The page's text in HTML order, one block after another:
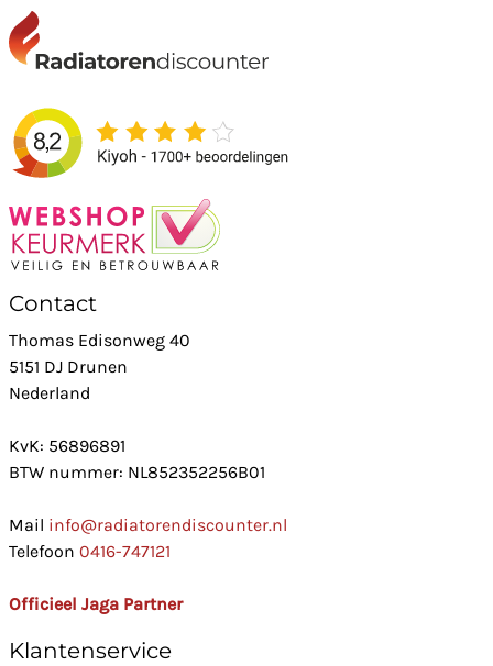
Contact
Thomas Edisonweg 40
5151 DJ Drunen
Nederland
KvK: 56896891
BTW nummer: NL852352256B01
Mail info@radiatorendiscounter.nl
Telefoon 0416-747121
Officieel Jaga Partner
Klantenservice